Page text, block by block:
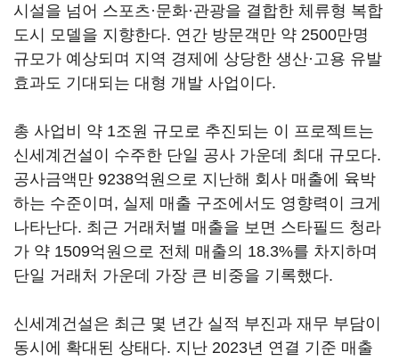
시설을 넘어 스포츠·문화·관광을 결합한 체류형 복합
도시 모델을 지향한다. 연간 방문객만 약 2500만명
규모가 예상되며 지역 경제에 상당한 생산·고용 유발
효과도 기대되는 대형 개발 사업이다.
총 사업비 약 1조원 규모로 추진되는 이 프로젝트는
신세계건설이 수주한 단일 공사 가운데 최대 규모다.
공사금액만 9238억원으로 지난해 회사 매출에 육박
하는 수준이며, 실제 매출 구조에서도 영향력이 크게
나타난다. 최근 거래처별 매출을 보면 스타필드 청라
가 약 1509억원으로 전체 매출의 18.3%를 차지하며
단일 거래처 가운데 가장 큰 비중을 기록했다.
신세계건설은 최근 몇 년간 실적 부진과 재무 부담이
동시에 확대된 상태다. 지난 2023년 연결 기준 매출